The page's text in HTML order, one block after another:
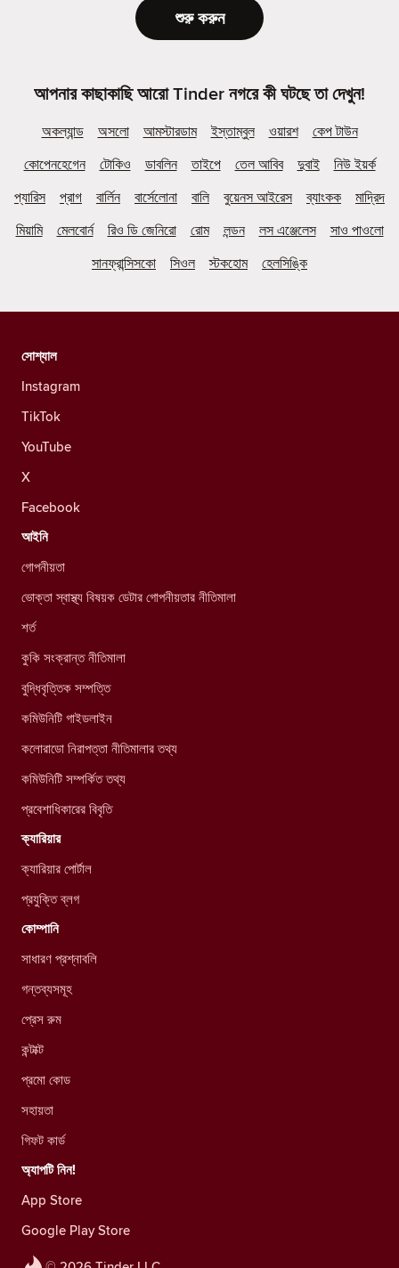
শুরু করুন
আপনার কাছাকাছি আরো Tinder নগরে কী ঘটছে তা দেখুন!
অকল্যান্ড অসলো আমস্টারডাম ইস্তাম্বুল ওয়ারশ
কেপ টাউন
কোপেনহেগেন
টোকিও ডাবলিন তাইপে তেল আবিব দুবাই
নিউ ইয়র্ক
প্যারিস
প্রাগ বার্লিন বার্সেলোনা বালি বুয়েনস আইরেস ব্যাংকক
মাদ্রিদ
মিয়ামি
মেলবোর্ন রিও ডি জেনিরো রোম লন্ডন লস এঞ্জেলেস
সাও পাওলো
সানফ্রান্সিসকো
সিওল স্টকহোম হেলসিঙ্কি
সোশ্যাল
Instagram
TikTok
YouTube
X
Facebook
আইনি
গোপনীয়তা
ভোক্তা স্বাস্থ্য বিষয়ক ডেটার গোপনীয়তার নীতিমালা
শর্ত
কুকি সংক্রান্ত নীতিমালা
বুদ্ধিবৃত্তিক সম্পত্তি
কমিউনিটি গাইডলাইন
কলোরাডো নিরাপত্তা নীতিমালার তথ্য
কমিউনিটি সম্পর্কিত তথ্য
প্রবেশাধিকারের বিবৃতি
ক্যারিয়ার
ক্যারিয়ার পোর্টাল
প্রযুক্তি ব্লগ
কোম্পানি
সাধারণ প্রশ্নাবলি
গন্তব্যসমূহ
প্রেস রুম
কন্টাক্ট
প্রমো কোড
সহায়তা
গিফট কার্ড
অ্যাপটি নিন!
App Store
Google Play Store